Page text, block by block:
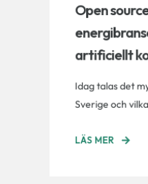
Open
artificiellt
Idag talas det
Sverige och
LÄS MER